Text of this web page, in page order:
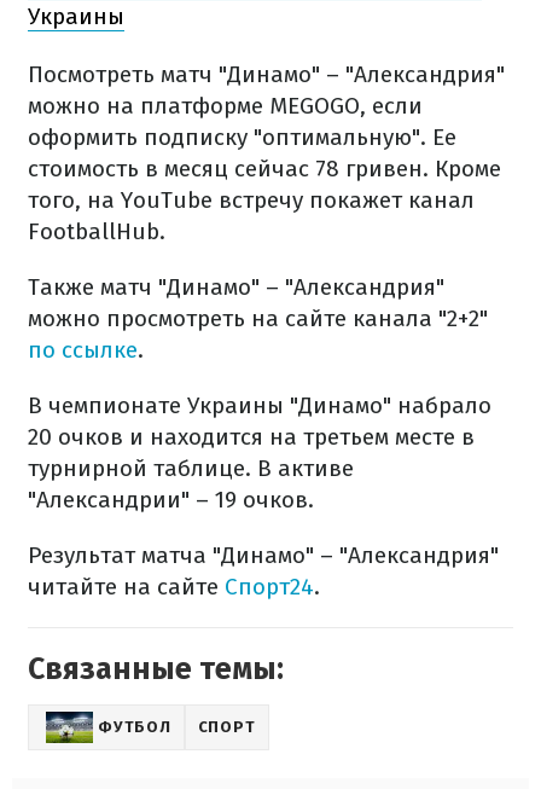
Украины
Посмотреть матч "Динамо" – "Александрия"
можно на платформе MEGOGO, если
оформить подписку "оптимальную". Ее
стоимость в месяц сейчас 78 гривен. Кроме
того, на YouTube встречу покажет канал
FootballHub.
Также матч "Динамо" – "Александрия"
можно просмотреть на сайте канала "2+2"
по ссылке.
В чемпионате Украины "Динамо" набрало
20 очков и находится на третьем месте в
турнирной таблице. В активе
"Александрии" – 19 очков.
Результат матча "Динамо" – "Александрия"
читайте на сайте Спорт24.
Связанные темы:
ФУТБОЛ СПОРТ